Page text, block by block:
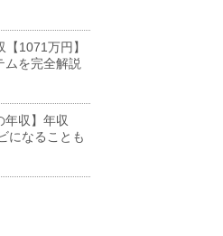
1071万円】
ムを完全解説
年収】年収
になることも